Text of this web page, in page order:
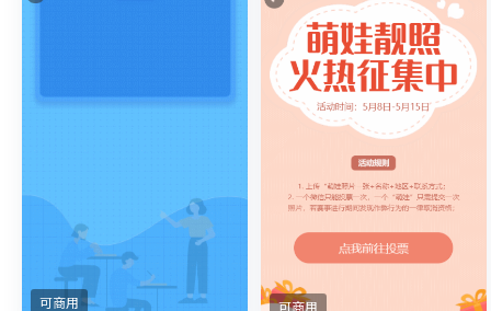
可商用 可商用